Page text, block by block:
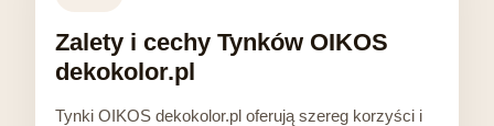
Zalety i cechy Tynków OIKOS
dekokolor.pl
Tynki OIKOS dekokolor.pl oferują szereg korzyści i